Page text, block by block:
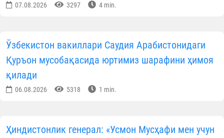
07.08.2026 3297 4 min.
Ўзбекистон вакиллари Саудия Арабистонидаги
Қуръон мусобақасида юртимиз шарафини ҳимоя
қилади
06.08.2026 5318 1 min.
Ҳиндистонлик генерал: «Усмон Мусҳафи мен учун